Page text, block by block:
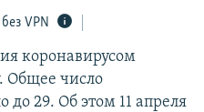
СОПРОТИВЛЕНИЯ
VPN
коронавирусом
Общее число
29. Об этом 11 апреля